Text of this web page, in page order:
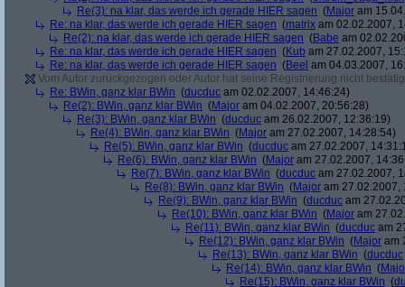
Re(3): na klar, das werde ich gerade HIER sagen (Major am
Re: na klar, das werde ich gerade HIER sagen (matrix am 02.02.2007,
Re(2): na klar, das werde ich gerade HIER sagen (Babe am
Re: na klar, das werde ich gerade HIER sagen (Kub am 27.02.2007,
Re: na klar, das werde ich gerade HIER sagen (Beel am 04.03.2007,
Vom Autor zurückgezogen oder Autor hat seine Registrierung nicht
Re: BWin, ganz klar BWin (ducduc am 02.02.2007, 14:46:24)
Re(2): BWin, ganz klar BWin (Major am 04.02.2007, 20:56:28)
Re(3): BWin, ganz klar BWin (ducduc am 26.02.2007, 12:36:19)
Re(4): BWin, ganz klar BWin (Major am 27.02.2007, 14:28:54)
Re(5): BWin, ganz klar BWin (ducduc am 27.02.2007,
Re(6): BWin, ganz klar BWin (Major am 27.02.2007,
Re(7): BWin, ganz klar BWin (ducduc am 27.02.2007,
Re(8): BWin, ganz klar BWin (Major am 27.02.2007,
Re(9): BWin, ganz klar BWin (ducduc am
Re(10): BWin, ganz klar BWin (Major am
Re(11): BWin, ganz klar BWin (ducduc am
Re(12): BWin, ganz klar BWin (Major am
Re(13): BWin, ganz klar BWin (ducduc
Re(14): BWin, ganz klar BWin (
Re(15): BWin, ganz klar BWin (